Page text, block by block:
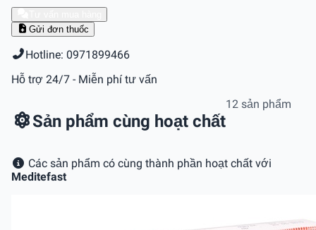
Gửi đơn thuốc
Hotline: 0971899466
Hỗ trợ 24/7 - Miễn phí tư vấn
Sản phẩm cùng hoạt chất
12 sản phẩm
Các sản phẩm có cùng thành phần hoạt chất với
Meditefast